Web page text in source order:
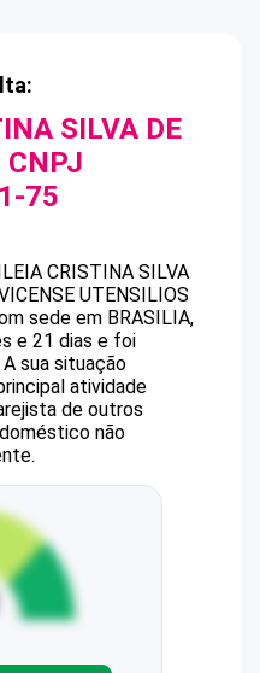
SILVA DE
CNPJ
75
CRISTINA SILVA
UTENSILIOS
sede em BRASILIA,
e 21 dias e foi
A sua situação
atividade
de outros
não